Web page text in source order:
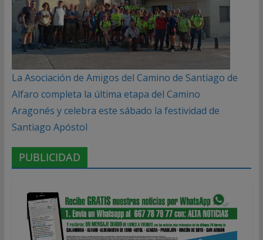
La Asociación de Amigos del Camino de Santiago de
Alfaro completa la última etapa del Camino
Aragonés y celebra este sábado la festividad de
Santiago Apóstol
PUBLICIDAD